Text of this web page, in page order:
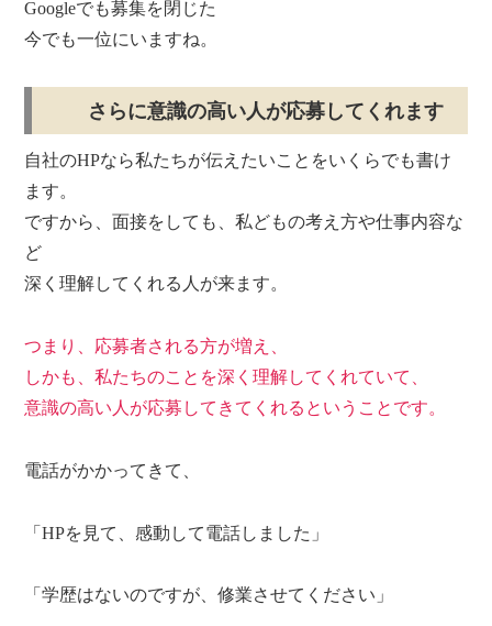
Googleでも募集を閉じた
今でも一位にいますね。
さらに意識の高い人が応募してくれます
自社のHPなら私たちが伝えたいことをいくらでも書け
ます。
ですから、面接をしても、私どもの考え方や仕事内容な
ど
深く理解してくれる人が来ます。
つまり、応募者される方が増え、
しかも、私たちのことを深く理解してくれていて、
意識の高い人が応募してきてくれるということです。
電話がかかってきて、
「HPを見て、感動して電話しました」
「学歴はないのですが、修業させてください」